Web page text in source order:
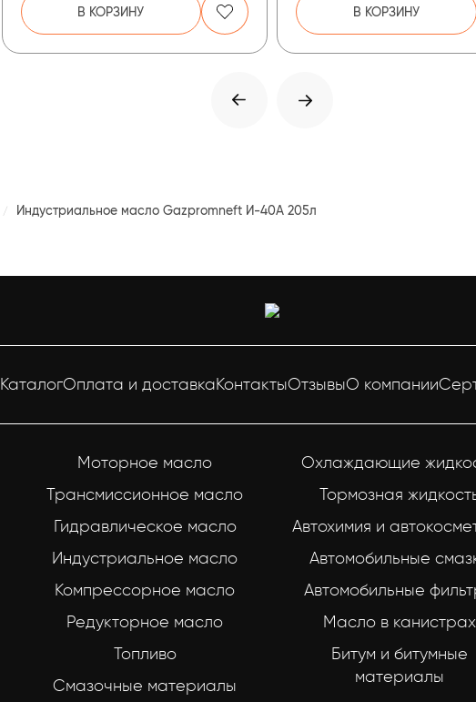
В КОРЗИНУ В КОРЗИНУ
Индустриальное масло Gazpromneft И-40А 205л
КаталогОплата и доставкаКонтактыОтзывыО компании
Моторное масло
Трансмиссионное масло
Гидравлическое масло
Индустриальное масло
Компрессорное масло
Редукторное масло
Топливо
Смазочные материалы
Охлаждающие
Тормозная
Автохимия и
Автомобильные
Автомобильные
Масло в канистрах
Битум и битумные
материалы